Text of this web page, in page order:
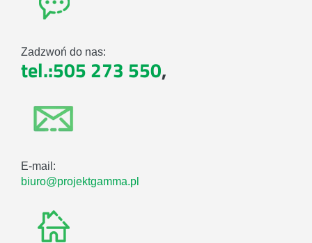
Zadzwoń do nas:
tel.:505 273 550,
E-mail:
biuro@projektgamma.pl